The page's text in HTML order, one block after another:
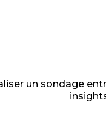
un sondage